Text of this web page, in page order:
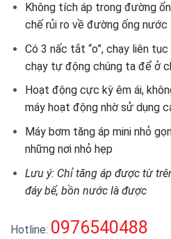
Không tích áp trong đường
chế rủi ro về đường ống nước
Có 3 nấc tắt “o”, chạy liên tục
chạy tự động chúng ta để ở
Hoạt động cực kỳ êm ái,
máy hoạt động nhờ sử dụng
Máy bơm tăng áp mini nhỏ
những nơi nhỏ hẹp
Lưu ý: Chỉ tăng áp được từ
đáy bể, bồn nước là được
Hotline: 0976540488